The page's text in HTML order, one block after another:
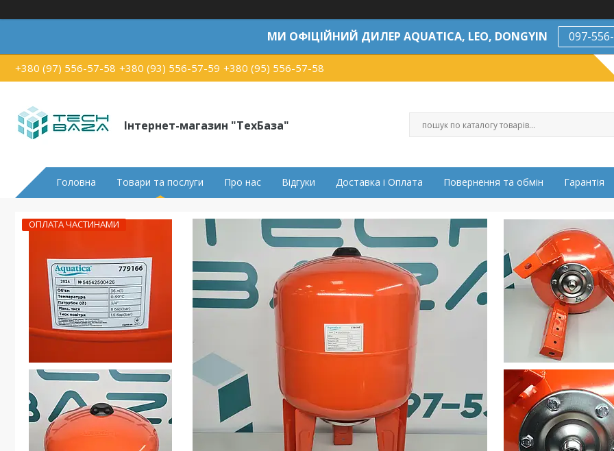
МИ ОФІЦІЙНИЙ ДИЛЕР AQUATICA, LEO, DONGYIN 097-
+380 (97) 556-57-58 +380 (93) 556-57-59 +380 (95) 556-57-58
Інтернет-магазин "ТехБаза"
Головна Товари та послуги Про нас Відгуки Доставка і Оплата Повернення та обмін Гарантія
ОПЛАТА ЧАСТИНАМИ